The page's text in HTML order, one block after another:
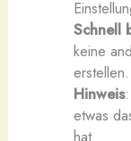
Schnell
keine
erstellen.
Hinweis
etwas
hat.